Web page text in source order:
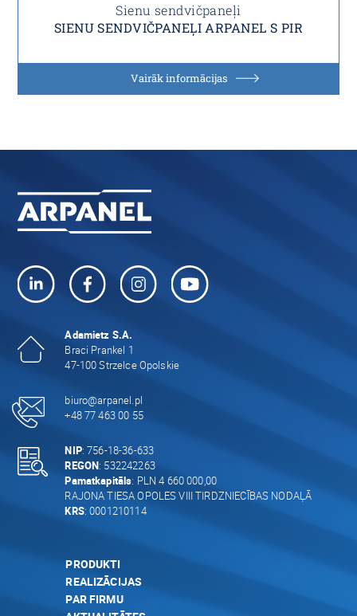
Sienu sendvičpaneļi
SIENU SENDVIČPANEĻI ARPANEL S PIR
Vairāk informācijas
Adamietz S.A.
Braci Prankel 1
47-100 Strzelce Opolskie
biuro@arpanel.pl
+48 77 463 00 55
NIP: 756-18-36-633
REGON: 532242263
Pamatkapitāls: PLN 4 660 000,00
RAJONA TIESA OPOLES VIII TIRDZNIECĪBAS NODAĻĀ
KRS: 0001210114
PRODUKTI
REALIZĀCIJAS
PAR FIRMU